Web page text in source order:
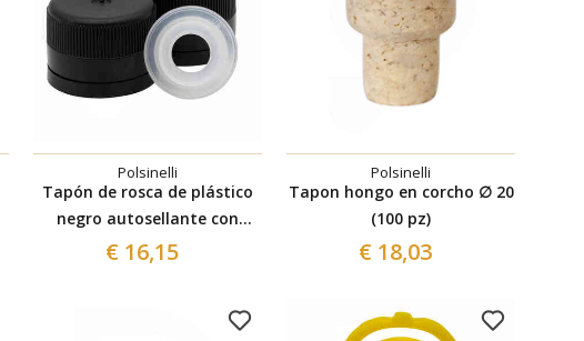
Polsinelli
Tapón de rosca de plástico
negro autosellante con
antigoteo ⌀31,5 (100 pzas)
€ 16,15
Polsinelli
Tapon hongo en corcho ∅ 20
(100 pz)
€ 18,03